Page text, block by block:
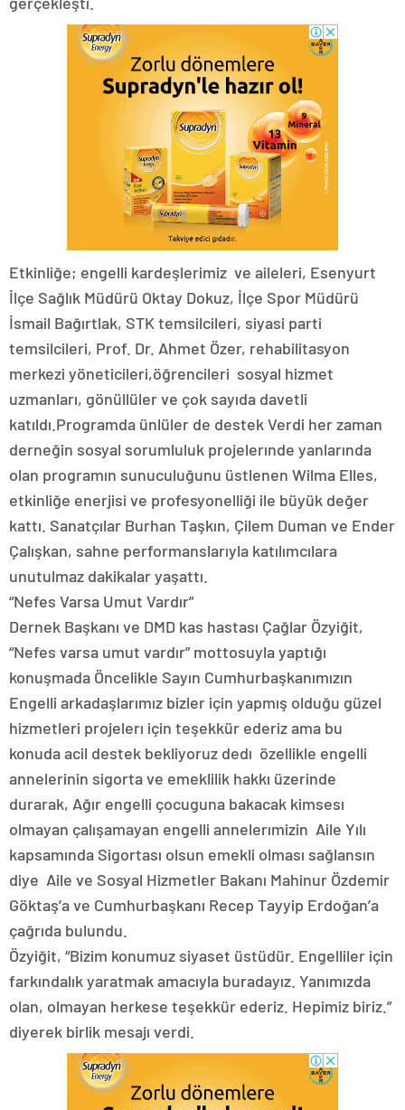
Etkinliğe; engelli kardeşlerimiz ve aileleri, Esenyurt
İlçe Sağlık Müdürü Oktay Dokuz, İlçe Spor Müdürü
İsmail Bağırtlak, STK temsilcileri, siyasi parti
temsilcileri, Prof. Dr. Ahmet Özer, rehabilitasyon
merkezi yöneticileri,öğrencileri sosyal hizmet
uzmanları, gönüllüler ve çok sayıda davetli
katıldı.Programda ünlüler de destek Verdi her zaman
derneğin sosyal sorumluluk projelerınde yanlarında
olan programın sunuculuğunu üstlenen Wilma Elles,
etkinliğe enerjisi ve profesyonelliği ile büyük değer
kattı. Sanatçılar Burhan Taşkın, Çilem Duman ve Ender
Çalışkan, sahne performanslarıyla katılımcılara
unutulmaz dakikalar yaşattı.
“Nefes Varsa Umut Vardır”
Dernek Başkanı ve DMD kas hastası Çağlar Özyiğit,
“Nefes varsa umut vardır” mottosuyla yaptığı
konuşmada Öncelikle Sayın Cumhurbaşkanımızın
Engelli arkadaşlarımız bizler için yapmış olduğu güzel
hizmetleri projelerı için teşekkür ederiz ama bu
konuda acil destek bekliyoruz dedı özellikle engelli
annelerinin sigorta ve emeklilik hakkı üzerinde
durarak, Ağır engelli çocuguna bakacak kimsesı
olmayan çalışamayan engelli annelerımizin Aile Yılı
kapsamında Sigortası olsun emekli olması sağlansın
diye Aile ve Sosyal Hizmetler Bakanı Mahinur Özdemir
Göktaş’a ve Cumhurbaşkanı Recep Tayyip Erdoğan’a
çağrıda bulundu.
Özyiğit, “Bizim konumuz siyaset üstüdür. Engelliler için
farkındalık yaratmak amacıyla buradayız. Yanımızda
olan, olmayan herkese teşekkür ederiz. Hepimiz biriz.”
diyerek birlik mesajı verdi.